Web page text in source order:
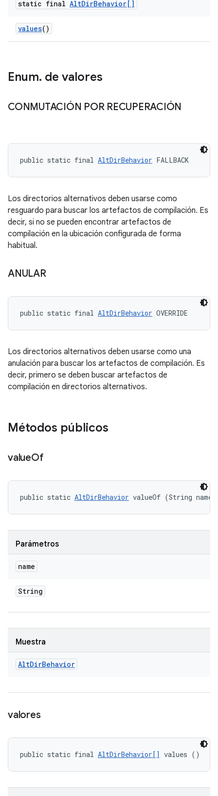
static final AltDirBehavior[]
values()
Enum. de valores
CONMUTACIÓN POR RECUPERACIÓN
public static final AltDirBehavior FALLBACK
Los directorios alternativos deben usarse como
resguardo para buscar los artefactos de compilación. Es
decir, si no se pueden encontrar artefactos de
compilación en la ubicación configurada de forma
habitual.
ANULAR
public static final AltDirBehavior OVERRIDE
Los directorios alternativos deben usarse como una
anulación para buscar los artefactos de compilación. Es
decir, primero se deben buscar artefactos de
compilación en directorios alternativos.
Métodos públicos
valueOf
public static AltDirBehavior valueOf (String name)
Parámetros
name
String
Muestra
AltDirBehavior
valores
public static final AltDirBehavior[] values ()